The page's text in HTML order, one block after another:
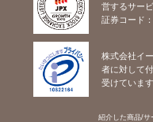
営するサービ
証券コード
株式会社イ
者に対して
受けています
紹介した商品/サ